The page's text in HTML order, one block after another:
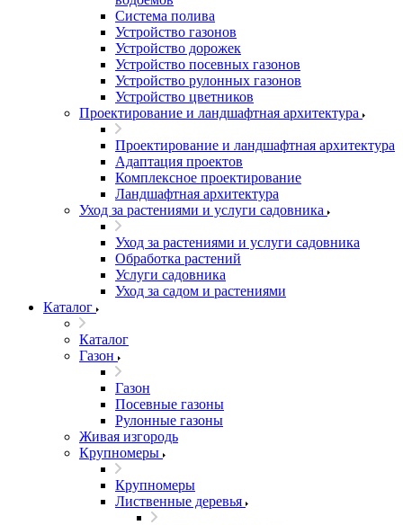
Система полива
Устройство газонов
Устройство дорожек
Устройство посевных газонов
Устройство рулонных газонов
Устройство цветников
Проектирование и ландшафтная архитектура
Проектирование и ландшафтная архитектура
Адаптация проектов
Комплексное проектирование
Ландшафтная архитектура
Уход за растениями и услуги садовника
Уход за растениями и услуги садовника
Обработка растений
Услуги садовника
Уход за садом и растениями
Каталог
Каталог
Газон
Газон
Посевные газоны
Рулонные газоны
Живая изгородь
Крупномеры
Крупномеры
Лиственные деревья